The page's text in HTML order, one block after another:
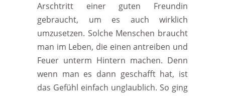
Arschtritt einer guten Freundin
gebraucht, um es auch wirklich
umzusetzen. Solche Menschen braucht
man im Leben, die einen antreiben und
Feuer unterm Hintern machen. Denn
wenn man es dann geschafft hat, ist
das Gefühl einfach unglaublich. So ging